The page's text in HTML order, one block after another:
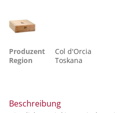
Produzent
Col d'Orcia
Region
Toskana
Beschreibung